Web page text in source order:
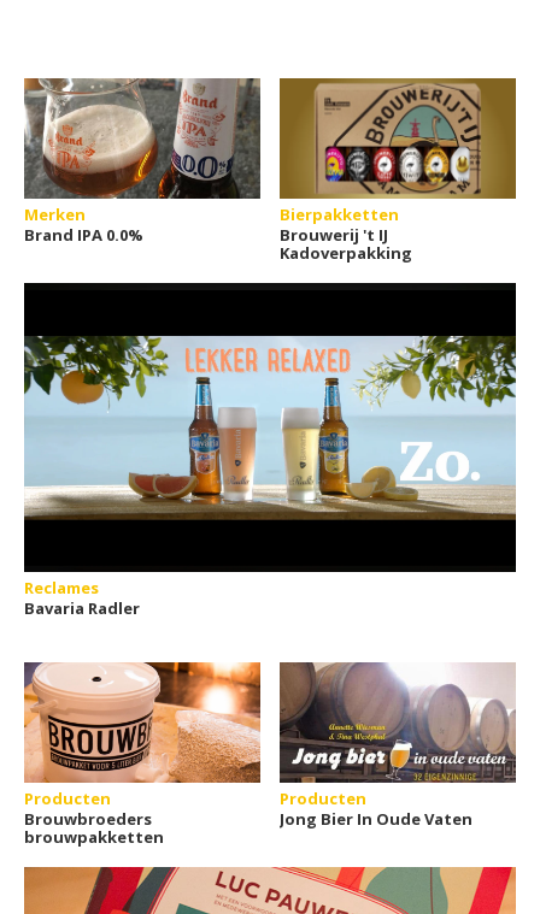
Merken
Brand IPA 0.0%
Bierpakketten
Brouwerij 't IJ
Kadoverpakking
Reclames
Bavaria Radler
Producten
Brouwbroeders
brouwpakketten
Producten
Jong Bier In Oude Vaten